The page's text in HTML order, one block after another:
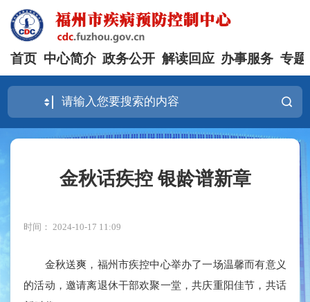
首页 中心简介 政务公开 解读回应 办事服务 专题
金秋话疾控 银龄谱新章
时间： 2024-10-17 11:09
金秋送爽，福州市疾控中心举办了一场温馨而有意义
的活动，邀请离退休干部欢聚一堂，共庆重阳佳节，共话